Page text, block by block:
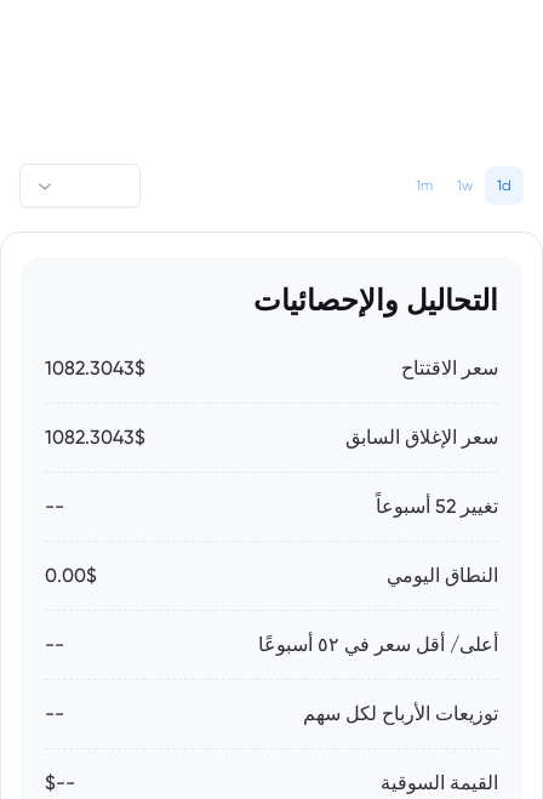
1d
1w
1m
التحاليل والإحصائيات
سعر الاقتتاح 1082.3043$
سعر الإغلاق السابق 1082.3043$
تغيير 52 أسبوعاً --
النطاق اليومي 0.00$
أعلى/ أقل سعر في ٥٢ أسبوعًا --
توزيعات الأرباح لكل سهم --
القيمة السوقية --$